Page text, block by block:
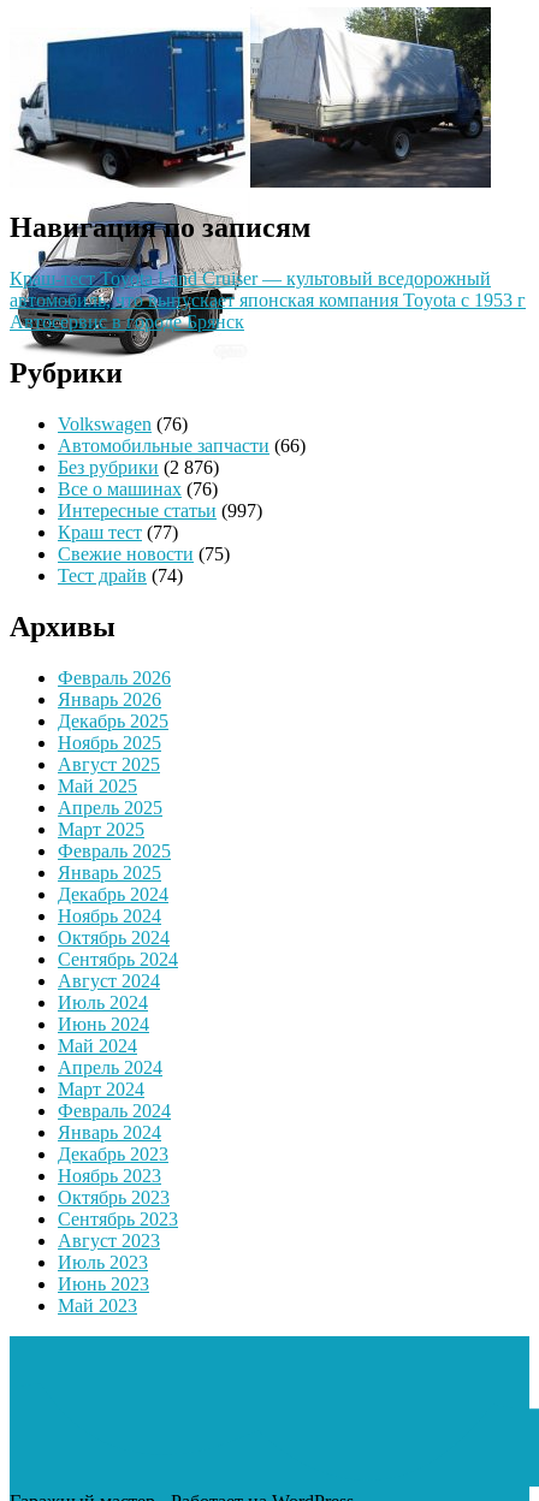
Навигация по записям
Краш-тест Toyota Land Cruiser — культовый вседорожный
автомобиль, что выпускает японская компания Toyota с 1953 г
Автосервис в городе Брянск
Рубрики
Volkswagen (76)
Автомобильные запчасти (66)
Без рубрики (2 876)
Все о машинах (76)
Интересные статьи (997)
Краш тест (77)
Свежие новости (75)
Тест драйв (74)
Архивы
Февраль 2026
Январь 2026
Декабрь 2025
Ноябрь 2025
Август 2025
Май 2025
Апрель 2025
Март 2025
Февраль 2025
Январь 2025
Декабрь 2024
Ноябрь 2024
Октябрь 2024
Сентябрь 2024
Август 2024
Июль 2024
Июнь 2024
Май 2024
Апрель 2024
Март 2024
Февраль 2024
Январь 2024
Декабрь 2023
Ноябрь 2023
Октябрь 2023
Сентябрь 2023
Август 2023
Июль 2023
Июнь 2023
Май 2023